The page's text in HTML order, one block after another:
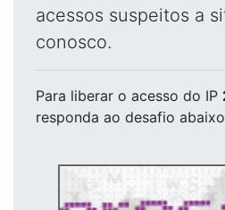
acessos suspeitos a
conosco.
Para liberar o acesso do IP
responda ao desafio